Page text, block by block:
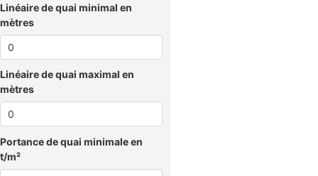
Linéaire de quai minimal en
mètres
Linéaire de quai maximal en
mètres
Portance de quai minimale en
t/m²